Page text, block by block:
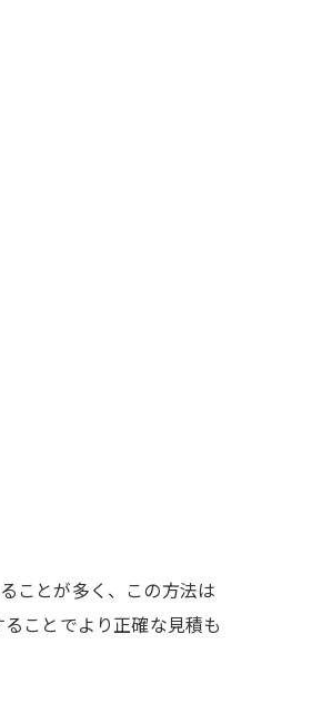
ことが多く、この方法は
ことでより正確な見積も